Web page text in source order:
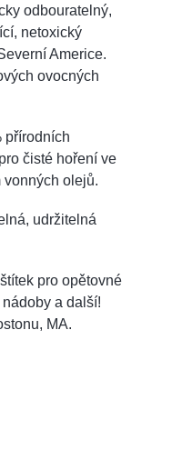
odbouratelný,
netoxický
Americe.
ovocných
přírodních
čisté hoření ve
vonných olejů.
udržitelná
pro opětovné
a další!
MA.